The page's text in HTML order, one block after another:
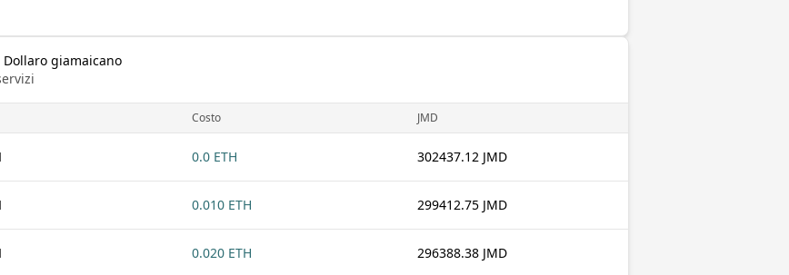
giamaicano
Costo JMD
0.0 ETH 302437.12 JMD
0.010 ETH 299412.75 JMD
0.020 ETH 296388.38 JMD